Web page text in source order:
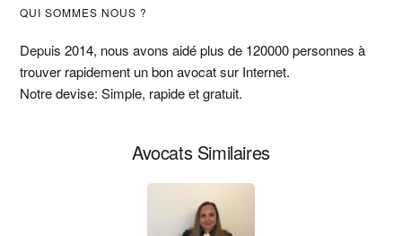
Barre
latérale
principale
QUI SOMMES NOUS ?
Depuis 2014, nous avons aidé plus de 120000 personnes à
trouver rapidement un bon avocat sur Internet.
Notre devise: Simple, rapide et gratuit.
Avocats Similaires